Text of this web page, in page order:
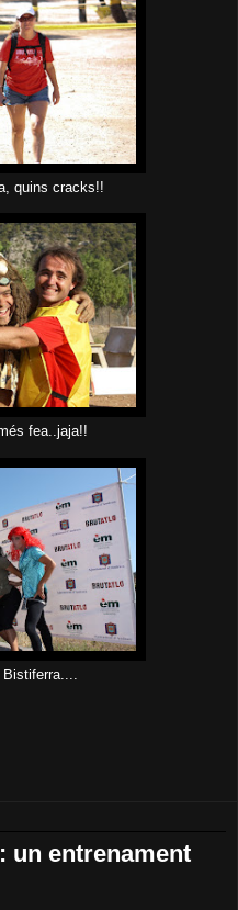
quins cracks!!
fea..jaja!!
Bistiferra....
un entrenament